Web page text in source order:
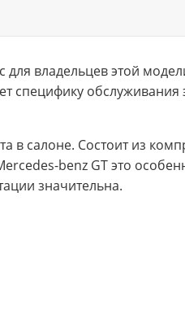
владельцев этой
специфику обслуживания
салоне. Состоит из
benz GT это
значительна.